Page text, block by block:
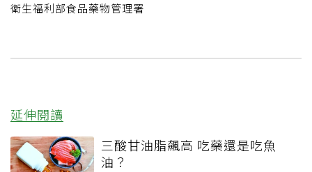
衛生福利部食品藥物管理署
延伸閱讀
三酸甘油脂飆高 吃藥還是吃魚
油？